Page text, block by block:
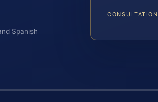
Spanish
CONSULTATION